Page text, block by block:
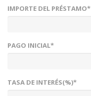
IMPORTE DEL PRÉSTAMO*
PAGO INICIAL*
TASA DE INTERÉS(%)*